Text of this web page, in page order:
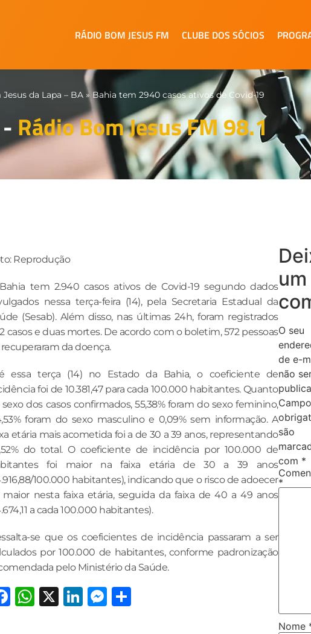
RÁDIO BOM JESUS FM CLUBE DOS SÓCIOS
da Lapa – BA »Bahia tem 2940 casos ativos de Covid-19
Rádio Bom Jesus FM 98.1
Reprodução
tem 2.940 casos ativos de Covid-19 segundo dados
nessa terça-feira (14), pela Secretaria Estadual da
(Sesab). Além disso, nas últimas 24h, foram registrados
casos e duas mortes. De acordo com o boletim, 572 pessoas
recuperaram da doença.
essa terça (14) no Estado da Bahia, o coeficiente de
foi de 10.381,47 para cada 100.000 habitantes. Quanto
sexo dos casos confirmados, 55,38% foram do sexo feminino,
foram do sexo masculino e 0,09% sem informação. A
etária mais acometida foi a de 30 a 39 anos, representando
do total. O coeficiente de incidência por 100.000 de
foi maior na faixa etária de 30 a 39 anos
100.000 habitantes), indicando que o risco de adoecer
maior nesta faixa etária, seguida da faixa de 40 a 49 anos
a cada 100.000 habitantes).
se que os coeficientes de incidência passaram a ser
por 100.000 de habitantes, conforme padronização
pelo Ministério da Saúde.
Facebook
WhatsApp
X LinkedIn
Messenger
um
O seu
de e-
não
são
com *
*
Nome